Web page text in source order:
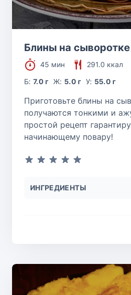
Блины на
45 мин
291.0 ккал
Б:7.0 г Ж: 5.0 г У: 55.0 г
Приготовьте блины на
получаются тонкими и
простой рецепт
начинающему повару!
ИНГРЕДИЕНТЫ